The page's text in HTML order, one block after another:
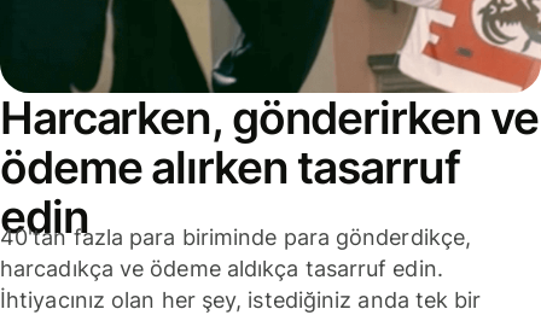
Harcarken, gönderirken ve
ödeme alırken tasarruf
edin
40'tan fazla para biriminde para gönderdikçe,
harcadıkça ve ödeme aldıkça tasarruf edin.
İhtiyacınız olan her şey, istediğiniz anda tek bir